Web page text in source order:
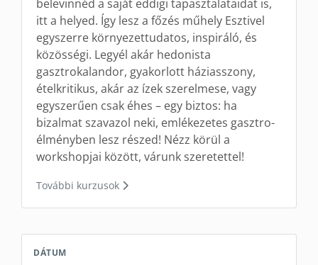
belevinnéd a saját eddigi tapasztalataidat is,
itt a helyed. Így lesz a főzés műhely Esztivel
egyszerre környezettudatos, inspiráló, és
közösségi. Legyél akár hedonista
gasztrokalandor, gyakorlott háziasszony,
ételkritikus, akár az ízek szerelmese, vagy
egyszerűen csak éhes – egy biztos: ha
bizalmat szavazol neki, emlékezetes gasztro-
élményben lesz részed! Nézz körül a
workshopjai között, várunk szeretettel!
További kurzusok
DÁTUM